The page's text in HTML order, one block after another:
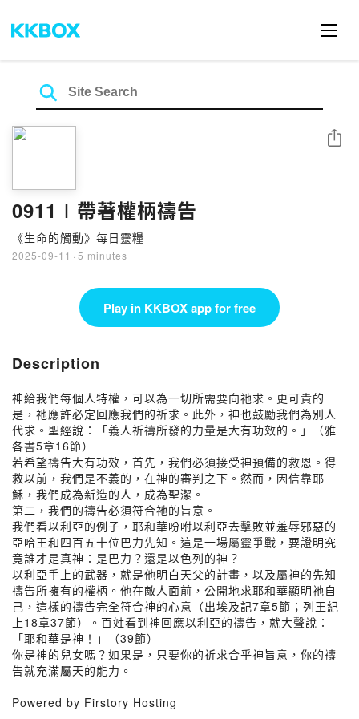
0911∣帶著權柄禱告
《生命的觸動》每日靈糧
2025-09-11 · 5 minutes
Share
Play in KKBOX app for free
Description
神給我們每個人特權，可以為一切所需要向祂求。更可貴的
是，祂應許必定回應我們的祈求。此外，神也鼓勵我們為別人
代求。聖經說：「義人祈禱所發的力量是大有功效的。」（雅
各書5章16節）
若希望禱告大有功效，首先，我們必須接受神預備的救恩。得
救以前，我們是不義的，在神的審判之下。然而，因信靠耶
穌，我們成為新造的人，成為聖潔。
第二，我們的禱告必須符合祂的旨意。
我們看以利亞的例子，耶和華吩咐以利亞去擊敗並羞辱邪惡的
亞哈王和四百五十位巴力先知。這是一場屬靈爭戰，要證明究
竟誰才是真神：是巴力？還是以色列的神？
以利亞手上的武器，就是他明白天父的計畫，以及屬神的先知
禱告所擁有的權柄。他在敵人面前，公開地求耶和華顯明祂自
己，這樣的禱告完全符合神的心意（出埃及記7章5節；列王紀
上18章37節）。百姓看到神回應以利亞的禱告，就大聲說：
「耶和華是神！」（39節）
你是神的兒女嗎？如果是，只要你的祈求合乎神旨意，你的禱
告就充滿屬天的能力。
Powered by Firstory Hosting